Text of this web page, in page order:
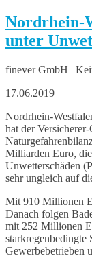
Nordrhein-
unter
finever GmbH |
17.06.2019
Nordrhein-
hat der
Milliarden Euro,
Unwetterschäden
sehr ungleich auf
Mit 910 Millionen
Danach folgen
mit 252 Millionen
starkregenbedingte
Gewerbebetrieben